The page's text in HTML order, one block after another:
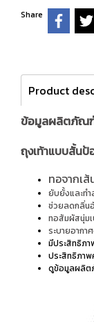
Share
Product
ข้อมูลผลิตภัณ
ถุงเท้าแบบสั้นป้
ทอจากเ
ยับยั้งและท
ช่วยลดกลิ่น
ทอสัมผัสนุ่ม
ระบายอากา
มีประสิทธิภา
ประสิทธิภา
ดูข้อมูลผลิต